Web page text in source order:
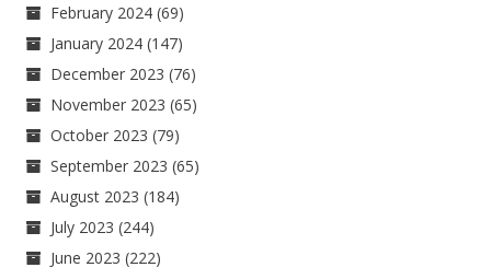
February 2024 (69)
January 2024 (147)
December 2023 (76)
November 2023 (65)
October 2023 (79)
September 2023 (65)
August 2023 (184)
July 2023 (244)
June 2023 (222)